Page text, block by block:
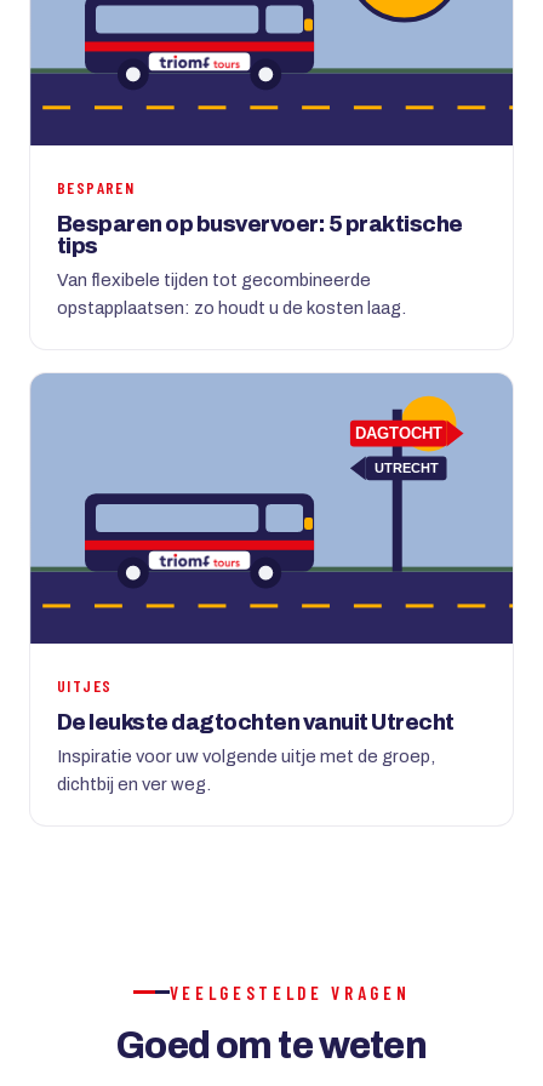
BESPAREN
Besparen op busvervoer: 5 praktische
tips
Van flexibele tijden tot gecombineerde
opstapplaatsen: zo houdt u de kosten laag.
UITJES
De leukste dagtochten vanuit Utrecht
Inspiratie voor uw volgende uitje met de groep,
dichtbij en ver weg.
VEELGESTELDE VRAGEN
Goed om te weten